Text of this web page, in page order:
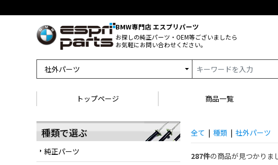
BMW専門店 エスプリパーツ
お探しの純正パーツ・OEM等ございましたら
お気軽にお問い合わせください。
トップページ 商品一覧
種類で選ぶ
arrow_right 純正パーツ
全て | 種類 | 社外パーツ
287件の商品が見つかりま